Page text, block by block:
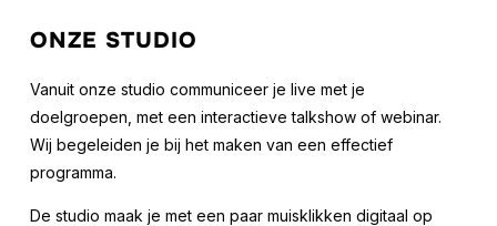
ONZE STUDIO
Vanuit onze studio communiceer je live met je
doelgroepen, met een interactieve talkshow of webinar.
Wij begeleiden je bij het maken van een effectief
programma.
De studio maak je met een paar muisklikken digitaal op